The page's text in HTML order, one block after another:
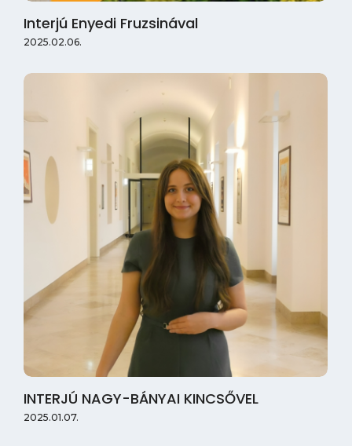
Interjú Enyedi Fruzsinával
2025.02.06.
INTERJÚ NAGY-BÁNYAI KINCSŐVEL
2025.01.07.